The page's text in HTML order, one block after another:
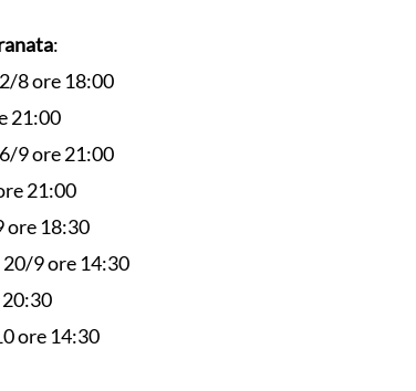
:
8 ore 18:00
21:00
9 ore 21:00
21:00
18:30
9 ore 14:30
ore 14:30